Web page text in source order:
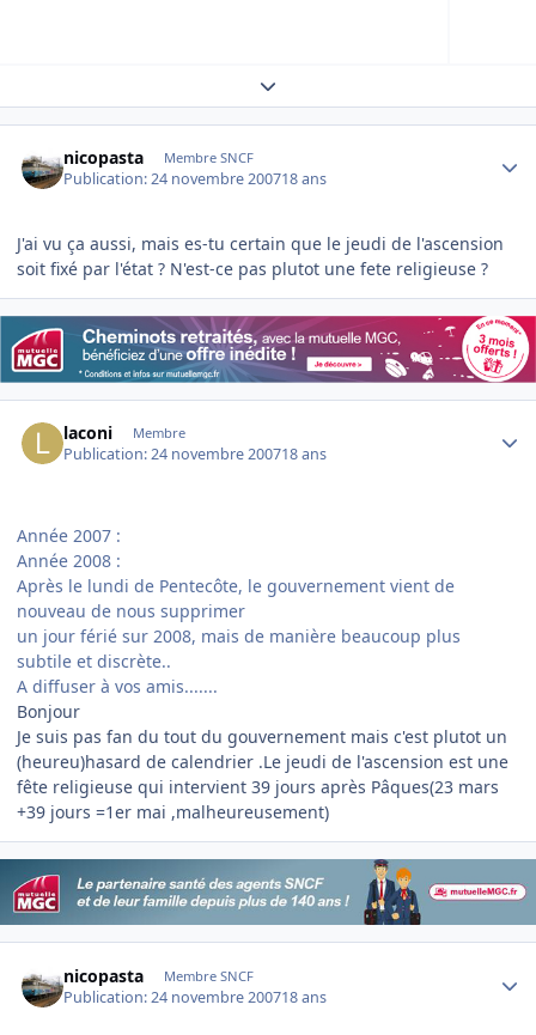
Expand topic overview
nicopasta Membre SNCF
Publication:24 novembre 200718 ans
J'ai vu ça aussi, mais es-tu certain que le jeudi de l'ascension
soit fixé par l'état ? N'est-ce pas plutot une fete religieuse ?
laconi Membre
Publication:24 novembre 200718 ans
Année 2007 :
Année 2008 :
Après le lundi de Pentecôte, le gouvernement vient de
nouveau de nous supprimer
un jour férié sur 2008, mais de manière beaucoup plus
subtile et discrète..
A diffuser à vos amis.......
Bonjour
Je suis pas fan du tout du gouvernement mais c'est plutot un
(heureu)hasard de calendrier .Le jeudi de l'ascension est une
fête religieuse qui intervient 39 jours après Pâques(23 mars
+39 jours =1er mai ,malheureusement)
nicopasta Membre SNCF
Publication:24 novembre 200718 ans